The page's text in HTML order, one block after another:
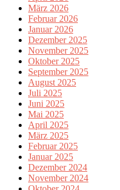
März 2026
Februar 2026
Januar 2026
Dezember 2025
November 2025
Oktober 2025
September 2025
August 2025
Juli 2025
Juni 2025
Mai 2025
April 2025
März 2025
Februar 2025
Januar 2025
Dezember 2024
November 2024